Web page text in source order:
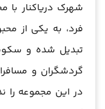
شهرک دریاکنار
فرد، به یکی از
تبدیل شده و
گردشگران و
در این مجموعه را